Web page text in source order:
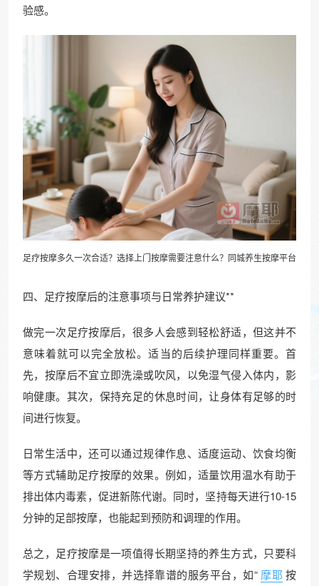
验感。
足疗按摩多久一次合适？选择上门按摩需要注意什么？同城养生按摩平台
四、足疗按摩后的注意事项与日常养护建议**
做完一次足疗按摩后，很多人会感到轻松舒适，但这并不
意味着就可以完全放松。适当的后续护理同样重要。首
先，按摩后不宜立即洗澡或吹风，以免湿气侵入体内，影
响健康。其次，保持充足的休息时间，让身体有足够的时
间进行恢复。
日常生活中，还可以通过规律作息、适度运动、饮食均衡
等方式辅助足疗按摩的效果。例如，适量饮用温水有助于
排出体内毒素，促进新陈代谢。同时，坚持每天进行10-15
分钟的足部按摩，也能起到预防和调理的作用。
总之，足疗按摩是一项值得长期坚持的养生方式，只要科
学规划、合理安排，并选择靠谱的服务平台，如“ 摩耶按